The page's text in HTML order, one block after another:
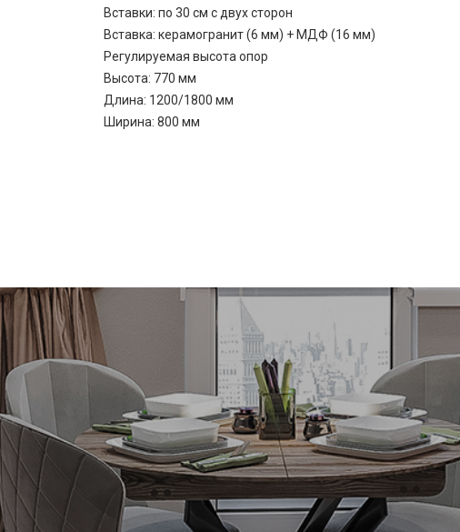
Вставки: по 30 см с двух сторон
Вставка: керамогранит (6 мм) + МДФ (16 мм)
Регулируемая высота опор
Высота: 770 мм
Длина: 1200/1800 мм
Ширина: 800 мм